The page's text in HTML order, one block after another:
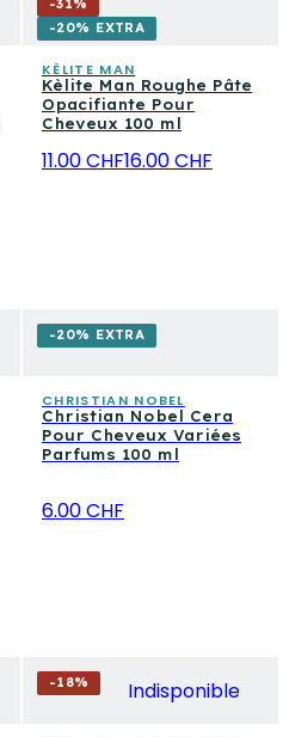
-31%
-20% EXTRA
KÈLITE MAN
Kèlite Man Roughe Pâte
Opacifiante Pour
Cheveux 100 ml
11.00 CHF16.00 CHF
-20% EXTRA
CHRISTIAN NOBEL
Christian Nobel Cera
Pour Cheveux Variées
Parfums 100 ml
6.00 CHF
-18% Indisponible